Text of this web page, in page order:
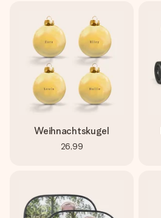
Weihnachtskugel
26,99